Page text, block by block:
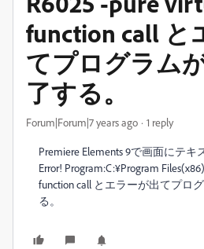
function call と
てプログラム
了する。
Forum|Forum|7 years ago 1 reply
Premiere Elements 9で画面にテキ
Error! Program:C:¥Program
function call とエラーが出てプロ
る。